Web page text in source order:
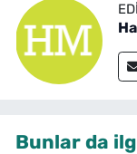
Bunlar da